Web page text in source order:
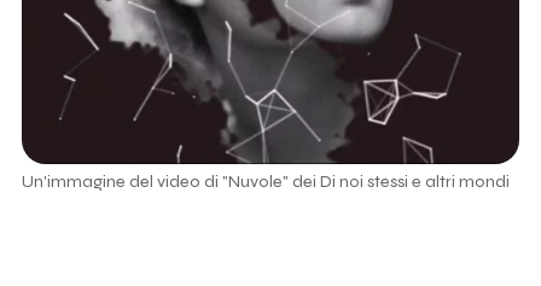
Un'immagine del video di "Nuvole" dei Di noi stessi e altri mondi